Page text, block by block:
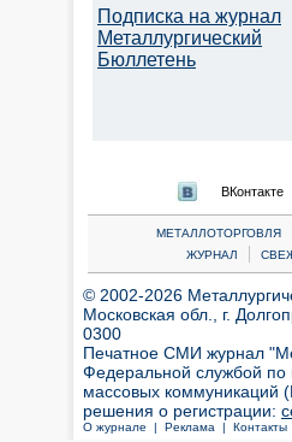
Подписка на журнал
Металлургический
Бюллетень
ВКонтакте
МЕТАЛЛОТОРГОВЛЯ
ЖУРНАЛ
|
© 2002-2026
Московская обл., г.
0300
Печатное СМИ журнал
Федеральной службой по
массовых коммуникаций
решения о регистрации:
О журнале | Реклама | Контакты